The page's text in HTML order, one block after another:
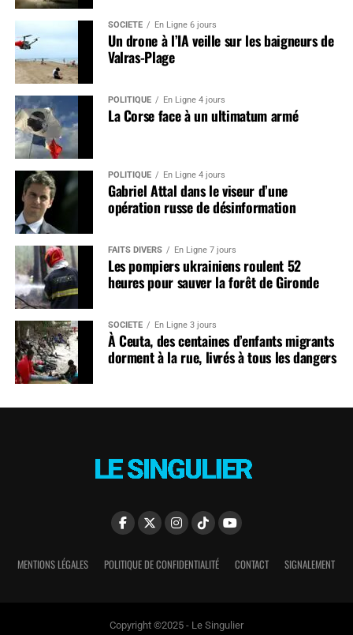
SOCIÉTÉ En Ligne 6 jours
Un drone à l’IA veille sur les baigneurs de
Valras-Plage
POLITIQUE En Ligne 4 jours
La Corse face à un ultimatum armé
POLITIQUE En Ligne 4 jours
Gabriel Attal dans le viseur d’une
opération russe de désinformation
FAITS DIVERS En Ligne 7 jours
Les pompiers ukrainiens roulent 52
heures pour sauver la forêt de Gironde
SOCIÉTÉ En Ligne 3 jours
À Ceuta, des centaines d’enfants migrants
dorment à la rue, livrés à tous les dangers
MENTIONS LÉGALES POLITIQUE DE CONFIDENTIALITÉ CONTACT SIGNALEMENT
Copyright ©2025 - Le Singulier